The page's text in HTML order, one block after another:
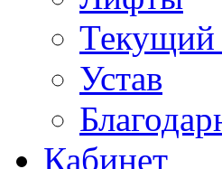
Текущий
Устав
Кабинет